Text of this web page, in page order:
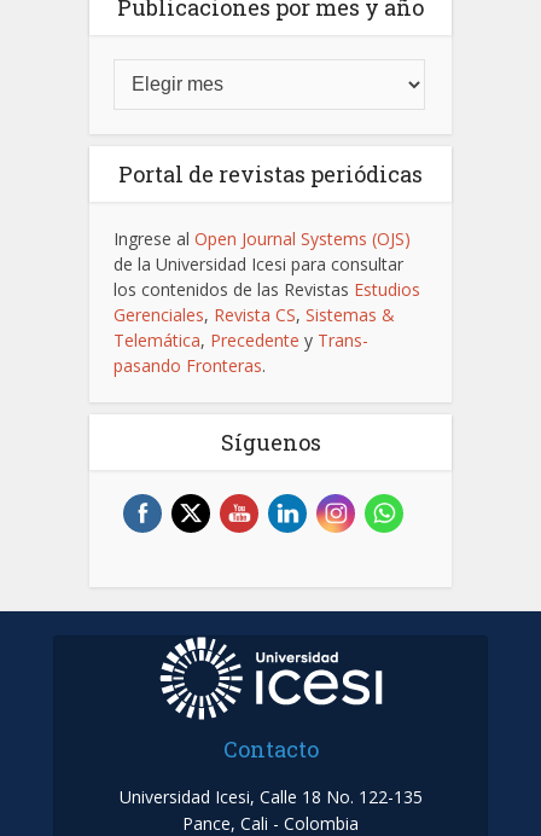
Publicaciones por mes y año
Portal de revistas periódicas
Ingrese al Open Journal Systems (OJS)
de la Universidad Icesi para consultar
los contenidos de las Revistas Estudios
Gerenciales, Revista CS, Sistemas &
Telemática, Precedente y Trans-
pasando Fronteras.
Síguenos
Contacto
Universidad Icesi, Calle 18 No. 122-135
Pance, Cali - Colombia